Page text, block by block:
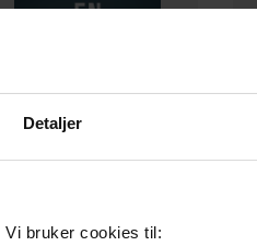
Detaljer
bruker cookies til: